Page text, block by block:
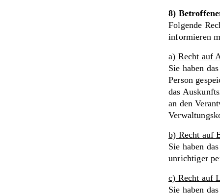
8)
Folgende
informieren
a) Recht auf
Sie haben
Person
das
an den
b) Recht auf
Sie haben
unrichtiger
c) Recht auf
Sie haben